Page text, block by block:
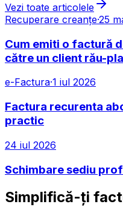
Vezi toate articolele
Recuperare creanțe·25
Cum emiti o factură
către un client rău-
e-Factura·1 iul 2026
Factura recurenta
practic
24 iul 2026
Schimbare sediu
Simplifică-ți